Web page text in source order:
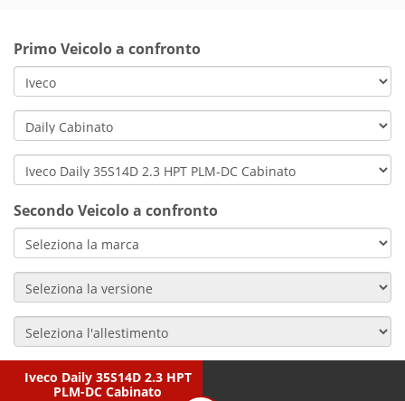
Primo Veicolo a confronto
Secondo Veicolo a confronto
Iveco Daily 35S14D 2.3 HPT
PLM-DC Cabinato